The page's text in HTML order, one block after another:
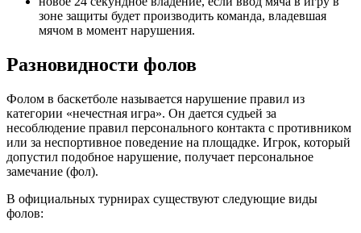
зоне защиты будет производить команда, владевшая
мячом в момент нарушения.
Разновидности фолов
Фолом в баскетболе называется нарушение правил из
категории «нечестная игра». Он дается судьей за
несоблюдение правил персонального контакта с противником
или за неспортивное поведение на площадке. Игрок, который
допустил подобное нарушение, получает персональное
замечание (фол).
В официальных турнирах существуют следующие виды
фолов: